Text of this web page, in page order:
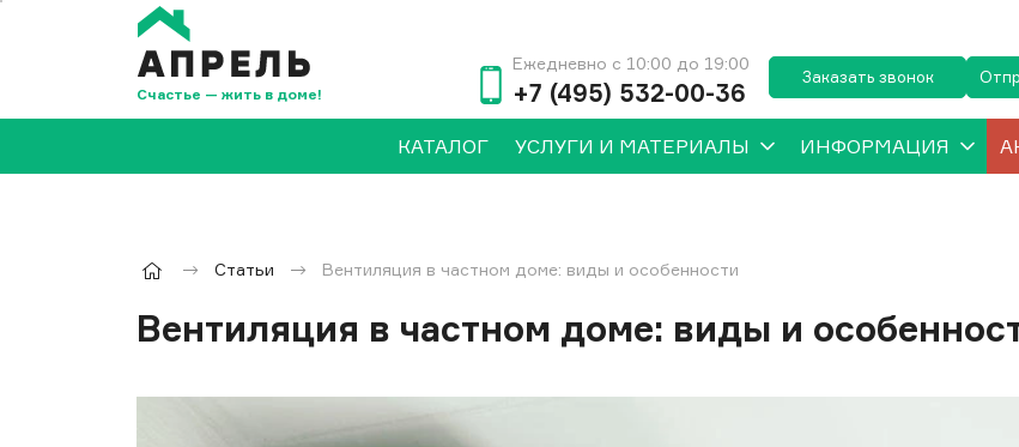
Счастье — жить в доме!
Ежедневно с 10:00 до 19:00
+7 (495) 532-00-36
Заказать звонок
КАТАЛОГ УСЛУГИ И МАТЕРИАЛЫ ИНФОРМАЦИЯ
Статьи Вентиляция в частном доме: виды и особенности
Вентиляция в частном доме: виды и